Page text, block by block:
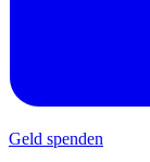
Geld spenden